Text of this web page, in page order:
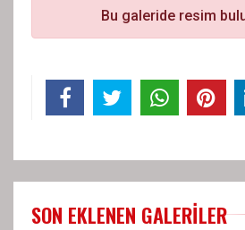
Bu galeride resim
SON EKLENEN GALERILER